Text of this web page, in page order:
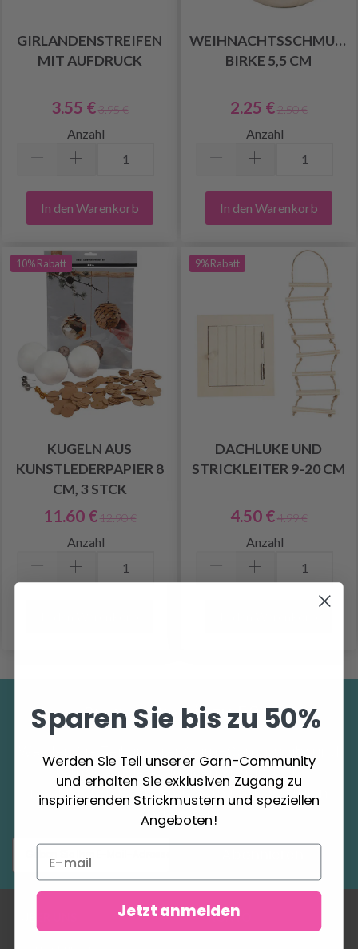
GIRLANDENSTREIFEN
MIT AUFDRUCK
3.55 € 3.95 €
Anzahl
In den Warenkorb
WEIHNACHTSSCHMUCK
BIRKE 5,5 CM
2.25 € 2.50 €
Anzahl
In den Warenkorb
10% Rabatt
KUGELN AUS
KUNSTLEDERPAPIER 8
CM, 3 STCK
11.60 € 12.90 €
Anzahl
9% Rabatt
DACHLUKE UND
STRICKLEITER 9-20 CM
4.50 € 4.99 €
Anzahl
Sparen Sie bis zu 50%
Werden Sie Teil unserer Garn-Community und
erhalten Sie exklusiven Zugang zu
inspirierenden Strickmustern und speziellen
Angeboten!
KONTO
Sparen Sie bis zu 50%
Werden Sie Teil unserer Garn-Community
und erhalten Sie exklusiven Zugang zu
inspirierenden Strickmustern und speziellen
Angeboten!
Jetzt anmelden